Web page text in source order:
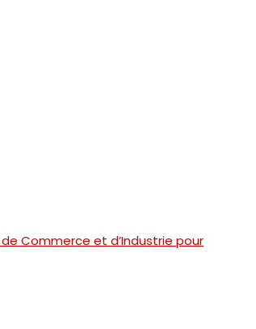
Commerce et d’Industrie pour